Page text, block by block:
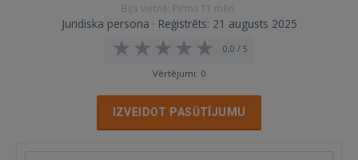
Bija vietnē: Pirms 11 mēn.
Juridiska persona · Reģistrēts: 21 augusts 2025
0,0 / 5
Vērtējumi: 0
IZVEIDOT PASŪTĪJUMU